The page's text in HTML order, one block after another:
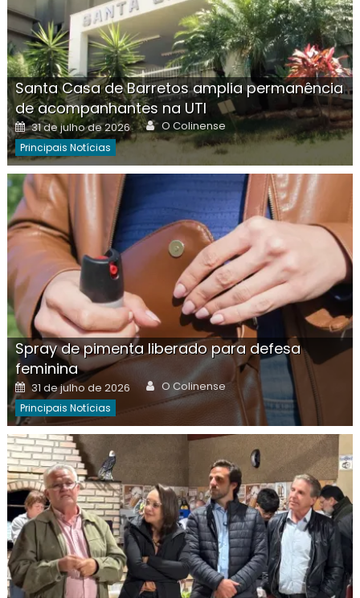
Santa Casa de Barretos amplia permanência
de acompanhantes na UTI
Posted
on
31 de julho de 2026 Author
O Colinense
Principais Notícias
Spray de pimenta liberado para defesa
feminina
Posted
on
31 de julho de 2026 Author
O Colinense
Principais Notícias